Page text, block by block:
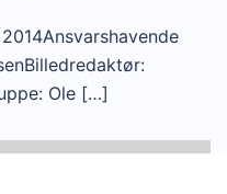
Ole […]